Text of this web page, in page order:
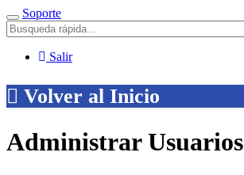
Menú
Soporte
Salir
Volver al Inicio
Administrar Usuarios